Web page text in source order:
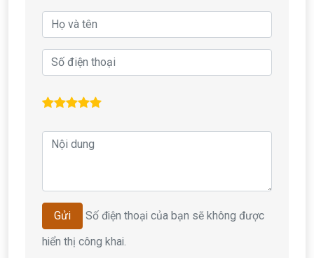
Gửi
Số điện thoại của bạn sẽ không được
hiển thị công khai.